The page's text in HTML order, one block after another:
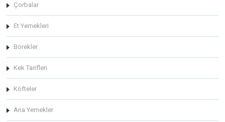
Çorbalar
Et Yemekleri
Börekler
Kek Tarifleri
Köfteler
Ana Yemekler